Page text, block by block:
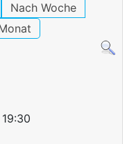
Nach Woche